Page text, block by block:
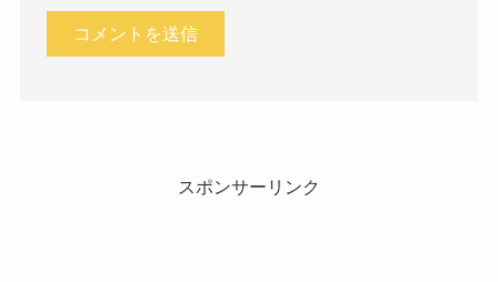
スポンサーリンク